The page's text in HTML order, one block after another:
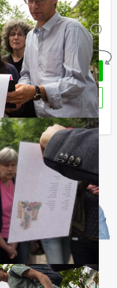
i
Geheel vrijblijvend
dit uitje